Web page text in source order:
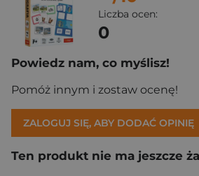
Liczba ocen:
0
Powiedz nam, co myślisz!
Pomóż innym i zostaw ocenę!
ZALOGUJ SIĘ, ABY DODAĆ OPINIĘ
Ten produkt nie ma jeszcze